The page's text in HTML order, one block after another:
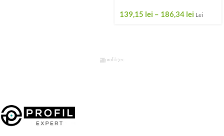
139,15 lei – 186,34 lei Lei